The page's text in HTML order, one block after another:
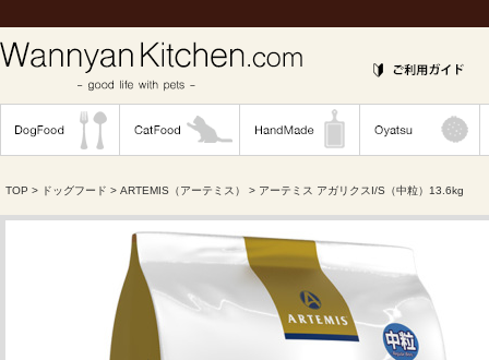
TOP > ドッグフード > ARTEMIS（アーテミス） > アーテミス アガリクスI/S（中粒）13.6kg